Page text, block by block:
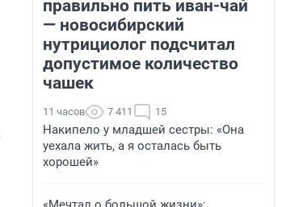
правильно пить иван-чай
— новосибирский
нутрициолог подсчитал
допустимое количество
чашек
11 часов 7 411 15
Накипело у младшей сестры: «Она
уехала жить, а я осталась быть
хорошей»